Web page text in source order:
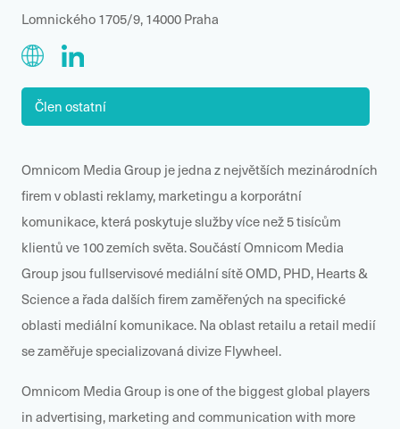
Lomnického 1705/9, 14000 Praha
Člen ostatní
Omnicom Media Group je jedna z největších mezinárodních
firem v oblasti reklamy, marketingu a korporátní
komunikace, která poskytuje služby více než 5 tisícům
klientů ve 100 zemích světa. Součástí Omnicom Media
Group jsou fullservisové mediální sítěOMD, PHD, Hearts &
Sciencea řada dalších firem zaměřených na specifické
oblasti mediální komunikace. Na oblast retailu a retail medií
se zaměřuje specializovaná divize Flywheel.
Omnicom Media Group is one of the biggest global players
in advertising, marketing and communication with more